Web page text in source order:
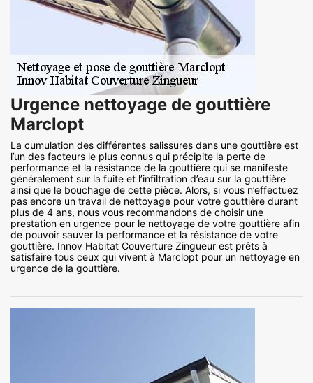
Urgence nettoyage de gouttière
Marclopt
La cumulation des différentes salissures dans une gouttière est
l’un des facteurs le plus connus qui précipite la perte de
performance et la résistance de la gouttière qui se manifeste
généralement sur la fuite et l’infiltration d’eau sur la gouttière
ainsi que le bouchage de cette pièce. Alors, si vous n’effectuez
pas encore un travail de nettoyage pour votre gouttière durant
plus de 4 ans, nous vous recommandons de choisir une
prestation en urgence pour le nettoyage de votre gouttière afin
de pouvoir sauver la performance et la résistance de votre
gouttière. Innov Habitat Couverture Zingueur est prêts à
satisfaire tous ceux qui vivent à Marclopt pour un nettoyage en
urgence de la gouttière.